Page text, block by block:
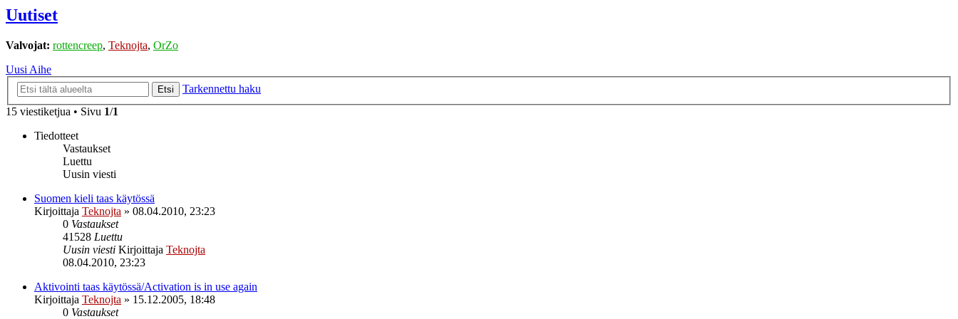
Uutiset
Valvojat: rottencreep, Teknojta, OrZo
Uusi Aihe
Etsi
Tarkennettu haku
15 viestiketjua • Sivu 1/1
Tiedotteet
Vastaukset
Luettu
Uusin viesti
Suomen kieli taas käytössä
Kirjoittaja Teknojta » 08.04.2010, 23:23
0 Vastaukset
41528 Luettu
Uusin viesti Kirjoittaja Teknojta
08.04.2010, 23:23
Aktivointi taas käytössä/Activation is in use again
Kirjoittaja Teknojta » 15.12.2005, 18:48
0 Vastaukset